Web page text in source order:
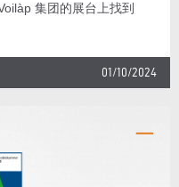
集团的展台上找到
01/10/2024